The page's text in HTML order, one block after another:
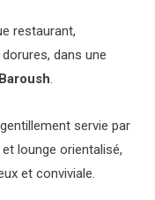
restaurant,
dans une
Baroush.
servie par
lounge orientalisé,
et conviviale.